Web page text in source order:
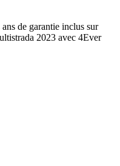
de garantie inclus sur
2023 avec 4Ever